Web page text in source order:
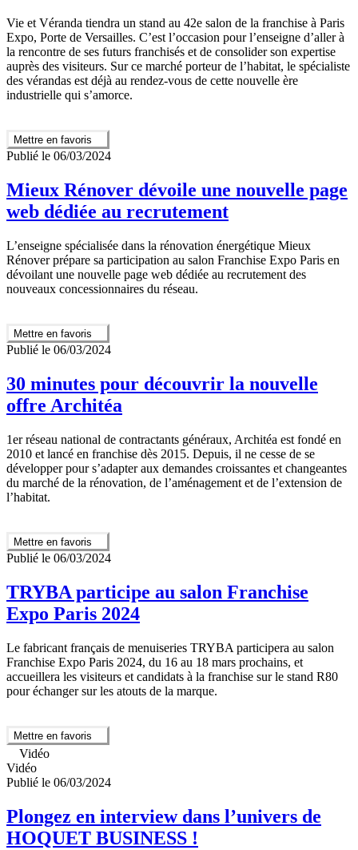
Vie et Véranda tiendra un stand au 42e salon de la franchise à Paris
Expo, Porte de Versailles. C’est l’occasion pour l’enseigne d’aller à
la rencontre de ses futurs franchisés et de consolider son expertise
auprès des visiteurs. Sur ce marché porteur de l’habitat, le spécialiste
des vérandas est déjà au rendez-vous de cette nouvelle ère
industrielle qui s’amorce.
Mettre en favoris
Publié le 06/03/2024
Mieux Rénover dévoile une nouvelle page
web dédiée au recrutement
L’enseigne spécialisée dans la rénovation énergétique Mieux
Rénover prépare sa participation au salon Franchise Expo Paris en
dévoilant une nouvelle page web dédiée au recrutement des
nouveaux concessionnaires du réseau.
Mettre en favoris
Publié le 06/03/2024
30 minutes pour découvrir la nouvelle
offre Architéa
1er réseau national de contractants généraux, Architéa est fondé en
2010 et lancé en franchise dès 2015. Depuis, il ne cesse de se
développer pour s’adapter aux demandes croissantes et changeantes
du marché de la rénovation, de l’aménagement et de l’extension de
l’habitat.
Mettre en favoris
Publié le 06/03/2024
TRYBA participe au salon Franchise
Expo Paris 2024
Le fabricant français de menuiseries TRYBA participera au salon
Franchise Expo Paris 2024, du 16 au 18 mars prochains, et
accueillera les visiteurs et candidats à la franchise sur le stand R80
pour échanger sur les atouts de la marque.
Mettre en favoris
Vidéo
Vidéo
Publié le 06/03/2024
Plongez en interview dans l’univers de
HOQUET BUSINESS !